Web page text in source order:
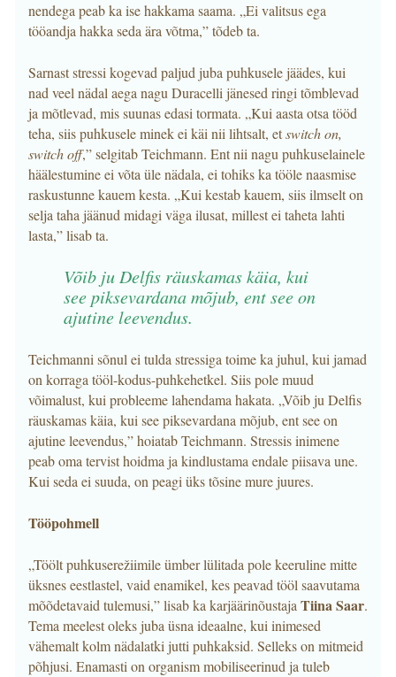
nendega peab ka ise hakkama saama. „Ei valitsus ega
tööandja hakka seda ära võtma,” tõdeb ta.
Sarnast stressi kogevad paljud juba puhkusele jäädes, kui
nad veel nädal aega nagu Duracelli jänesed ringi tõmblevad
ja mõtlevad, mis suunas edasi tormata. „Kui aasta otsa tööd
teha, siis puhkusele minek ei käi nii lihtsalt, etswitch on,
switch off,” selgitab Teichmann. Ent nii nagu puhkuselainele
häälestumine ei võta üle nädala, ei tohiks ka tööle naasmise
raskustunne kauem kesta. „Kui kestab kauem, siis ilmselt on
selja taha jäänud midagi väga ilusat, millest ei taheta lahti
lasta,” lisab ta.
Võib ju Delfis räuskamas käia, kui
see piksevardana mõjub, ent see on
ajutine leevendus.
Teichmanni sõnul ei tulda stressiga toime ka juhul, kui jamad
on korraga tööl-kodus-puhkehetkel. Siis pole muud
võimalust, kui probleeme lahendama hakata. „Võib ju Delfis
räuskamas käia, kui see piksevardana mõjub, ent see on
ajutine leevendus,” hoiatab Teichmann. Stressis inimene
peab oma tervist hoidma ja kindlustama endale piisava une.
Kui seda ei suuda, on peagi üks tõsine mure juures.
Tööpohmell
„Töölt puhkuserežiimile ümber lülitada pole keeruline mitte
üksnes eestlastel, vaid enamikel, kes peavad tööl saavutama
mõõdetavaid tulemusi,” lisab ka karjäärinõustaja Tiina Saar.
Tema meelest oleks juba üsna ideaalne, kui inimesed
vähemalt kolm nädalatki jutti puhkaksid. Selleks on mitmeid
põhjusi. Enamasti on organism mobiliseerinud ja tuleb